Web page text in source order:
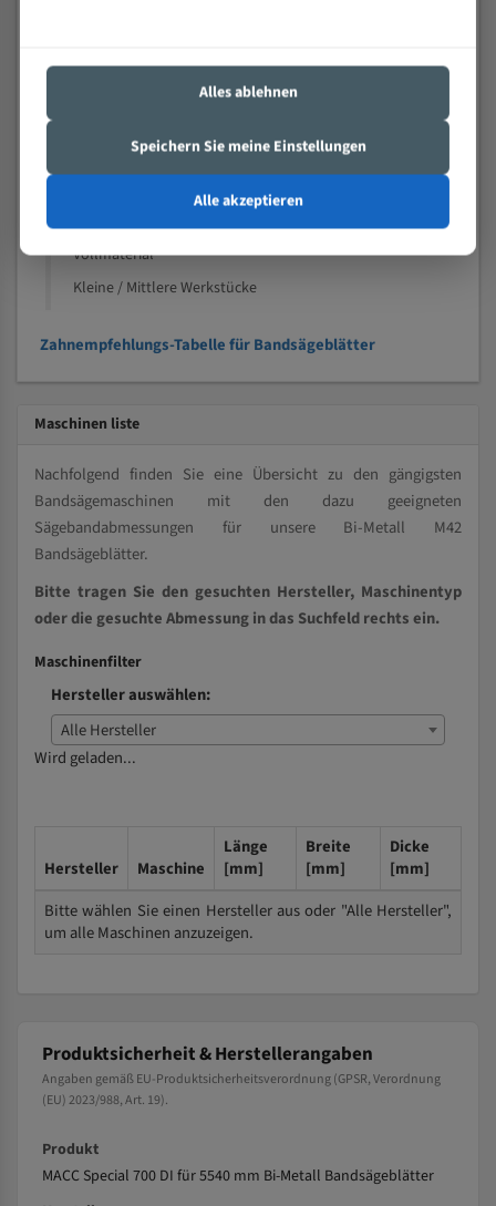
Speziell entwickelt für Profile / Rohre
Kleine und mittlere Profile / Kleine Durchmesser
Vollmaterial
Kleine / Mittlere Werkstücke
Zahnempfehlungs-Tabelle für Bandsägeblätter
Maschinen liste
Nachfolgend finden Sie eine Übersicht zu den gängigsten
Bandsägemaschinen mit den dazu geeigneten
Sägebandabmessungen für unsere Bi-Metall M42
Bandsägeblätter.
Bitte tragen Sie den gesuchten Hersteller, Maschinentyp
oder die gesuchte Abmessung in das Suchfeld rechts ein.
Maschinenfilter
Hersteller auswählen:
Alle Hersteller
Wird geladen...
Hersteller Maschine
Länge
[mm]
Breite
[mm]
Dicke
[mm]
Bitte wählen Sie einen Hersteller aus oder "Alle Hersteller",
um alle Maschinen anzuzeigen.
Produktsicherheit & Herstellerangaben
Angaben gemäß EU-Produktsicherheitsverordnung (GPSR, Verordnung
(EU) 2023/988, Art. 19).
Produkt
MACC Special 700 DI für 5540 mm Bi-Metall Bandsägeblätter
Alles ablehnen
Speichern Sie meine Einstellungen
Alle akzeptieren